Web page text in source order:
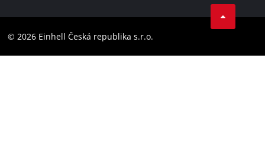
Barrierefreiheits-Erklärung
Instagram
© 2026 Einhell Česká republika s.r.o.